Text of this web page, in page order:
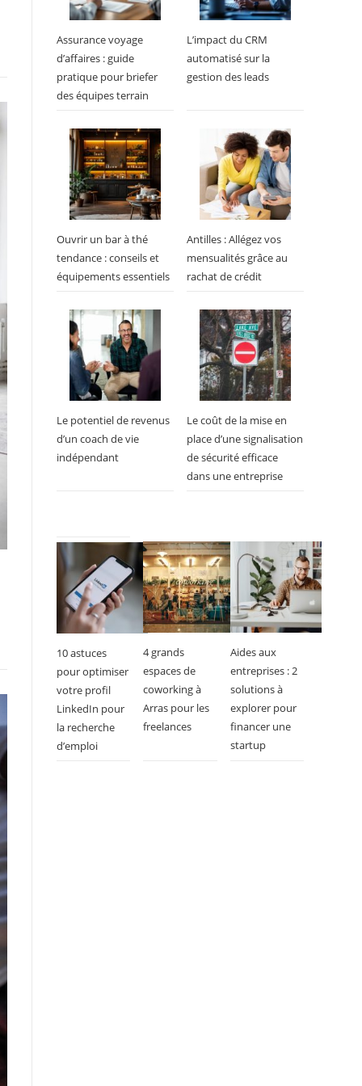
Assurance voyage
d’affaires : guide
pratique pour briefer
des équipes terrain
L’impact du CRM
automatisé sur la
gestion des leads
Ouvrir un bar à thé
tendance : conseils et
équipements essentiels
Antilles : Allégez vos
mensualités grâce au
rachat de crédit
Le potentiel de revenus
d’un coach de vie
indépendant
Le coût de la mise en
place d’une signalisation
de sécurité efficace
dans une entreprise
10 astuces
pour optimiser
votre profil
LinkedIn pour
la recherche
d’emploi
4 grands
espaces de
coworking à
Arras pour les
freelances
Aides aux
entreprises : 2
solutions à
explorer pour
financer une
startup